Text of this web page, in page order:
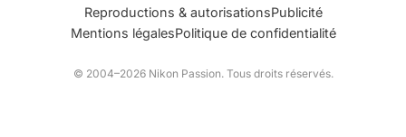
Reproductions & autorisationsPublicité
Mentions légalesPolitique de confidentialité
© 2004–2026 Nikon Passion. Tous droits réservés.